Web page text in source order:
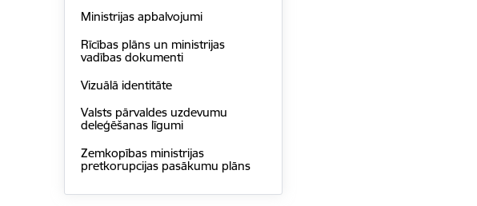
Ministrijas apbalvojumi
Rīcības plāns un ministrijas
vadības dokumenti
Vizuālā identitāte
Valsts pārvaldes uzdevumu
deleģēšanas līgumi
Zemkopības ministrijas
pretkorupcijas pasākumu plāns